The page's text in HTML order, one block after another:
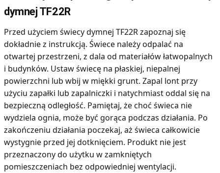
dymnej TF22R
Przed użyciem świecy dymnej TF22R zapoznaj się
dokładnie z instrukcją. Świece należy odpalać na
otwartej przestrzeni, z dala od materiałów łatwopalnych
i budynków. Ustaw świecę na płaskiej, niepalnej
powierzchni lub wbij w miękki grunt. Zapal lont przy
użyciu zapałki lub zapalniczki i natychmiast oddal się na
bezpieczną odległość. Pamiętaj, że choć świeca nie
wydziela ognia, może być gorąca podczas działania. Po
zakończeniu działania poczekaj, aż świeca całkowicie
wystygnie przed jej dotknięciem. Produkt nie jest
przeznaczony do użytku w zamkniętych
pomieszczeniach bez odpowiedniej wentylacji.